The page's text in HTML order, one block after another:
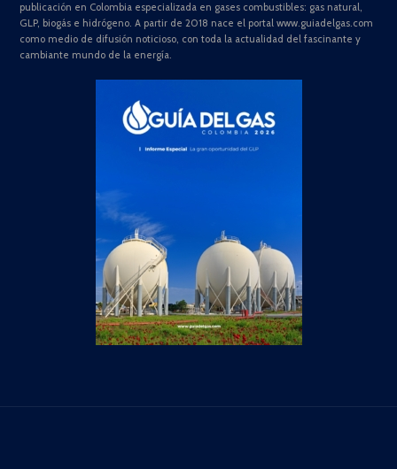
publicación en Colombia especializada en gases combustibles: gas natural,
GLP, biogás e hidrógeno. A partir de 2018 nace el portal www.guiadelgas.com
como medio de difusión noticioso, con toda la actualidad del fascinante y
cambiante mundo de la energía.